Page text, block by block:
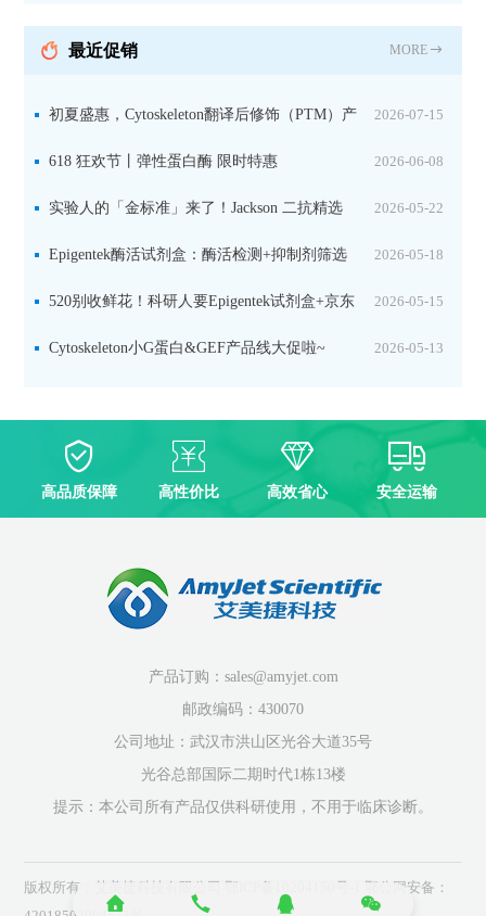
最近促销 MORE
2026-07-15
初夏盛惠，Cytoskeleton翻译后修饰（PTM）产
品线放价啦！ 2026-06-08
618 狂欢节丨弹性蛋白酶 限时特惠
2026-05-22
实验人的「金标准」来了！Jackson 二抗精选
限时一口价，手慢无！ 2026-05-18
Epigentek酶活试剂盒：酶活检测+抑制剂筛选
双赋能，下单即赠京东卡 2026-05-15
520别收鲜花！科研人要Epigentek试剂盒+京东
卡！ 2026-05-13
Cytoskeleton小G蛋白&GEF产品线大促啦~
高品质保障 高性价比 高效省心 安全运输
产品订购：sales@amyjet.com
邮政编码：430070
公司地址：武汉市洪山区光谷大道35号
光谷总部国际二期时代1栋13楼
提示：本公司所有产品仅供科研使用，不用于临床诊断。
版权所有：艾美捷科技有限公司 鄂ICP备10204150号-1
鄂公网安备：